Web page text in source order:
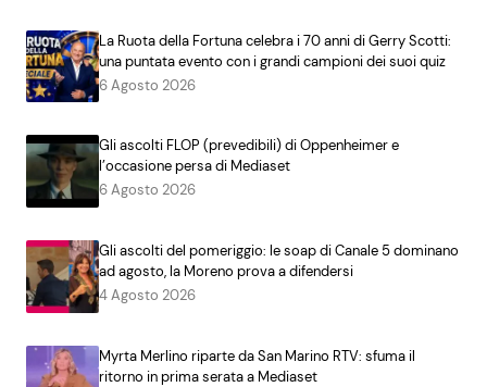
La Ruota della Fortuna celebra i 70 anni di Gerry Scotti:
una puntata evento con i grandi campioni dei suoi quiz
6 Agosto 2026
Gli ascolti FLOP (prevedibili) di Oppenheimer e
l’occasione persa di Mediaset
6 Agosto 2026
Gli ascolti del pomeriggio: le soap di Canale 5 dominano
ad agosto, la Moreno prova a difendersi
4 Agosto 2026
Myrta Merlino riparte da San Marino RTV: sfuma il
ritorno in prima serata a Mediaset